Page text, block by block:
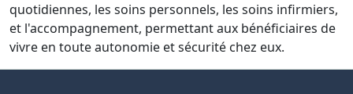
quotidiennes, les soins personnels, les soins infirmiers,
et l'accompagnement, permettant aux bénéficiaires de
vivre en toute autonomie et sécurité chez eux.